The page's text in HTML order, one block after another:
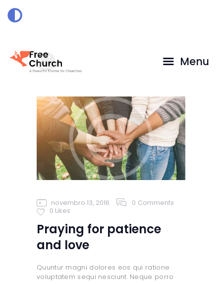
Menu
novembro 13, 2016 0 Comments
0 Likes
Praying for patience
and love
Quuntur magni dolores eos qui ratione
voluptatem sequi nesciunt. Neque porro